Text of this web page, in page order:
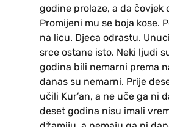
godine prolaze, a da čovjek
Promijeni mu se boja kose.
na licu. Djeca odrastu.
srce ostane isto. Neki ljudi
godina bili nemarni prema
danas su nemarni. Prije
učili Kur’an, a ne uče ga ni
deset godina nisu imali